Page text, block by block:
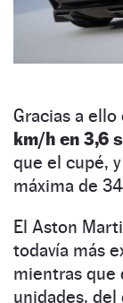
Gracias a
km/h en 3,6
que el cupé,
máxima de
El Aston
todavía más
mientras que
unidades, del